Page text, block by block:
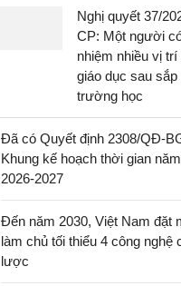
Nghị quyết 37/
CP: Một người
nhiệm nhiều vị
giáo dục sau sắp
trường học
Đã có Quyết định 2308/QĐ-
Khung kế hoạch thời gian
2026-2027
Đến năm 2030, Việt Nam đặt
làm chủ tối thiểu 4 công nghệ
lược